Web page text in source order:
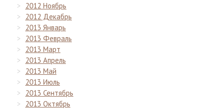
2012 Ноябрь
2012 Декабрь
2013 Январь
2013 Февраль
2013 Март
2013 Апрель
2013 Май
2013 Июль
2013 Сентябрь
2013 Октябрь